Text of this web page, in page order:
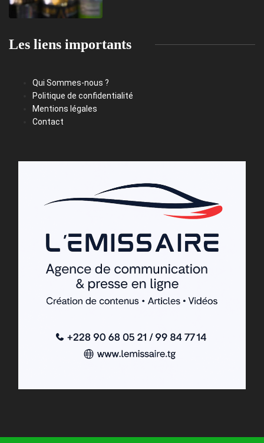
Les liens importants
Qui Sommes-nous ?
Politique de confidentialité
Mentions légales
Contact